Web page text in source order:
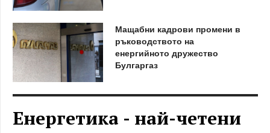
Мащабни кадрови промени в
ръководството на
енергийното дружество
Булгаргаз
Енергетика - най-четени